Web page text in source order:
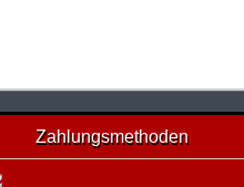
Zahlungsmethoden